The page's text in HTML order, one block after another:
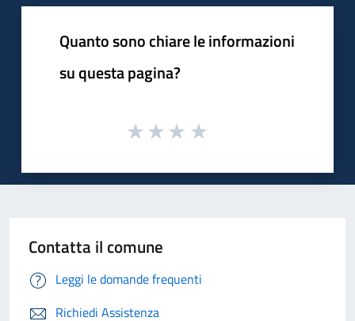
Quanto sono chiare le informazioni
su questa pagina?
Contatta il comune
Leggi le domande frequenti
Richiedi Assistenza